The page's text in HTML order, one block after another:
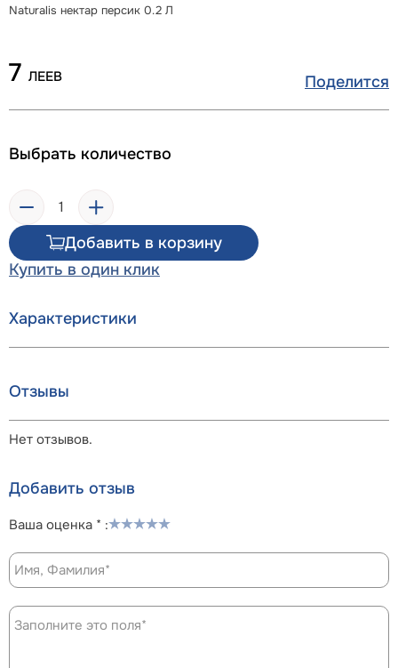
Naturalis нектар персик 0.2 Л
7 ЛЕЕВ Поделится
Выбрать количество
Добавить в корзину
Купить в один клик
Характеристики
Отзывы
Нет отзывов.
Добавить отзыв
Ваша оценка * :